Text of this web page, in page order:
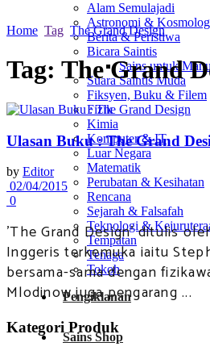
Alam Semulajadi
Astronomi &
Berita & Peristiwa
Bicara Saintis
Sains untuk
Suara Saintis Muda
Fiksyen, Buku & Filem
Fizik
Kimia
Komputer & IT
Luar Negara
Matematik
Perubatan & Kesihatan
Rencana
Sejarah & Falsafah
Teknologi &
Tempatan
Tenaga
Tokoh
Pengiklanan
Sains Shop
Home Tag The Grand Design
Tag: The Grand
Ulasan Buku : The Grand
by Editor
02/04/2015
0
'The Grand Design' ditulis
Inggeris terkemuka iaitu
bersama-sama dengan
Mlodinow juga pengarang ...
Kategori Produk